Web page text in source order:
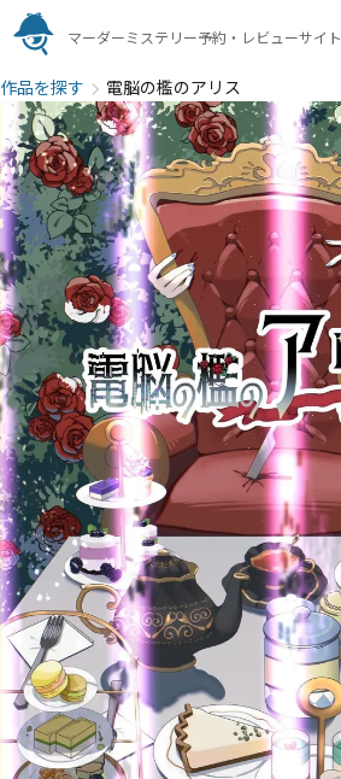
マーダーミステリー予約・レビューサイト
作品を探す 電脳の檻のアリス